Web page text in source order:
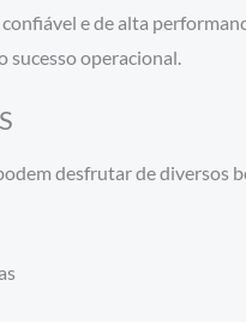
e de alta
sucesso operacional.
desfrutar de